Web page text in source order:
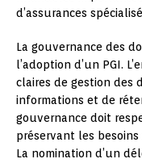
d’assurances
La gouvernance des
l’adoption d’un PGI.
claires de gestion des
informations et de
gouvernance doit
préservant les
La nomination d’un